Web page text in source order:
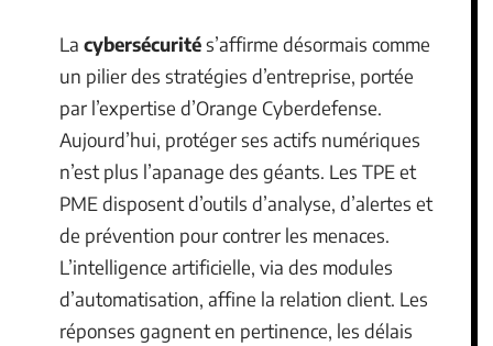
La cybersécurités’affirme désormais comme
un pilier des stratégies d’entreprise, portée
par l’expertise d’Orange Cyberdefense.
Aujourd’hui, protéger ses actifs numériques
n’est plus l’apanage des géants. Les TPE et
PME disposent d’outils d’analyse, d’alertes et
de prévention pour contrer les menaces.
L’intelligence artificielle, via des modules
d’automatisation, affine la relation client. Les
réponses gagnent en pertinence, les délais